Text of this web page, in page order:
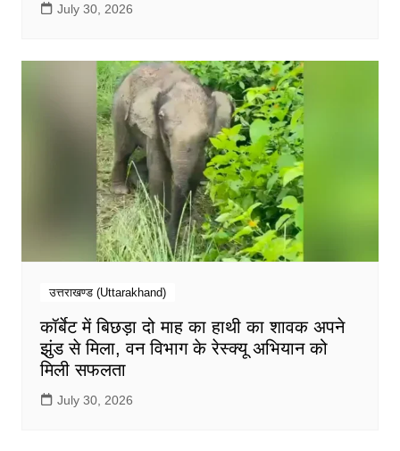
July 30, 2026
उत्तराखण्ड (Uttarakhand)
कॉर्बेट में बिछड़ा दो माह का हाथी का शावक अपने
झुंड से मिला, वन विभाग के रेस्क्यू अभियान को
मिली सफलता
July 30, 2026